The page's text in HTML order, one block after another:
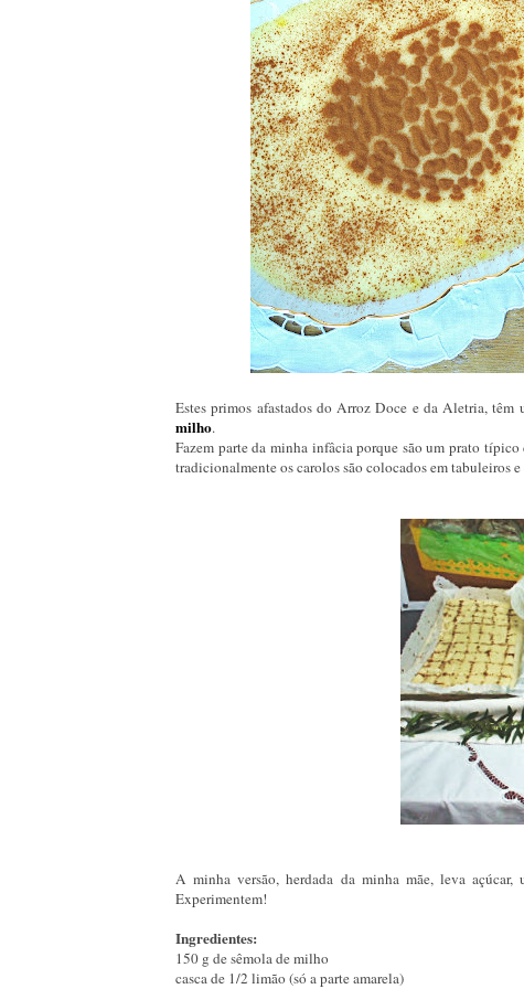
Estes primos afastados do Arroz Doce e da Aletria, têm
milho.
Fazem parte da minha infâcia porque são um prato
tradicionalmente os carolos são colocados em tabuleiros
A minha versão, herdada da minha mãe, leva
Experimentem!
Ingredientes:
150 g de sêmola de milho
casca de 1/2 limão (só a parte amarela)